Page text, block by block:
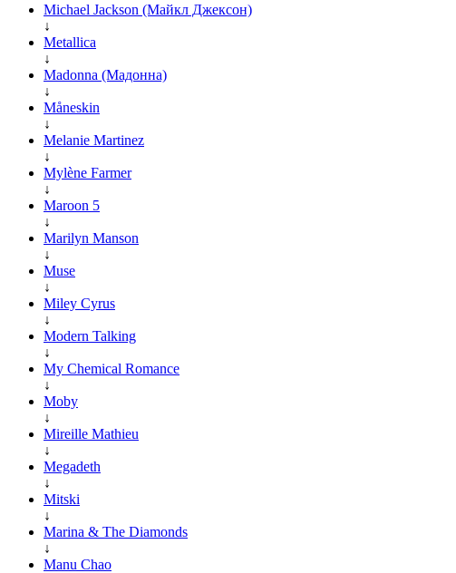
Michael Jackson (Майкл Джексон)
↓
Metallica
↓
Madonna (Мадонна)
↓
Måneskin
↓
Melanie Martinez
↓
Mylène Farmer
↓
Maroon 5
↓
Marilyn Manson
↓
Muse
↓
Miley Cyrus
↓
Modern Talking
↓
My Chemical Romance
↓
Moby
↓
Mireille Mathieu
↓
Megadeth
↓
Mitski
↓
Marina & The Diamonds
↓
Manu Chao